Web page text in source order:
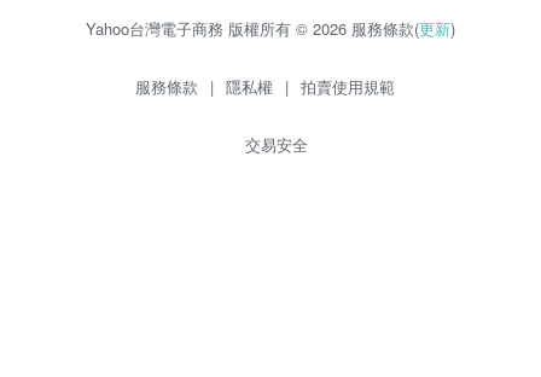
Yahoo台灣電子商務 版權所有 © 2026 服務條款(更新)
服務條款 | 隱私權 | 拍賣使用規範
交易安全